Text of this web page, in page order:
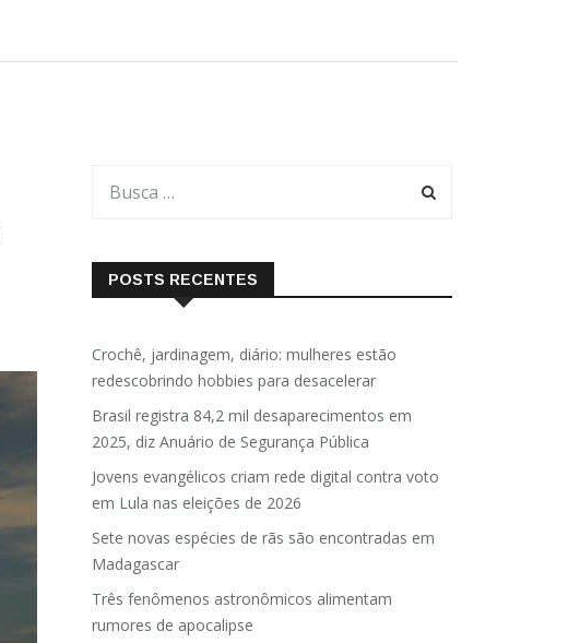
POSTS RECENTES
Crochê, jardinagem, diário: mulheres estão
redescobrindo hobbies para desacelerar
Brasil registra 84,2 mil desaparecimentos em
2025, diz Anuário de Segurança Pública
Jovens evangélicos criam rede digital contra voto
em Lula nas eleições de 2026
Sete novas espécies de rãs são encontradas em
Madagascar
Três fenômenos astronômicos alimentam
rumores de apocalipse